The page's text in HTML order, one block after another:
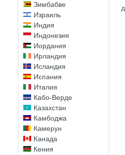
Зимбабве
Израиль
Индия
Индонезия
Иордания
Ирландия
Исландия
Испания
Италия
Кабо-Верде
Казахстан
Камбоджа
Камерун
Канада
Кения